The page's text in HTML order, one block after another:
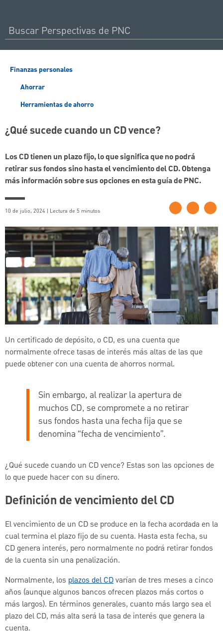
Finanzas personales
Ahorrar
Herramientas de ahorro
¿Qué sucede cuando un CD vence?
Los CD tienen un plazo fijo, lo que significa que no podrá
retirar sus fondos sino hasta el vencimiento del CD. Obtenga
más información sobre sus opciones en esta guía de PNC.
10 de julio, 2024 | Lectura de 5 minutos
Un certificado de depósito, o CD, es una cuenta que
normalmente ofrece tasas de interés más altas de las que
puede obtener con una cuenta de ahorros normal.
Sin embargo, al realizar la apertura de
muchos CD, se compromete a no retirar
sus fondos hasta una fecha fija que se
denomina “fecha de vencimiento”.
¿Qué sucede cuando un CD vence? Estas son las opciones de
lo que puede hacer con su dinero.
Definición de vencimiento del CD
El vencimiento de un CD se produce en la fecha acordada en la
cual termina el plazo fijo de su cuenta. Hasta esta fecha, su
CD genera interés, pero normalmente no podrá retirar fondos
de la cuenta sin una penalización.
Normalmente, los plazos del CDvarían de tres meses a cinco
años (aunque algunos bancos ofrecen plazos más cortos o
más largos). En términos generales, cuanto más largo sea el
plazo del CD, más alta será la tasa de interés que genera la
cuenta.